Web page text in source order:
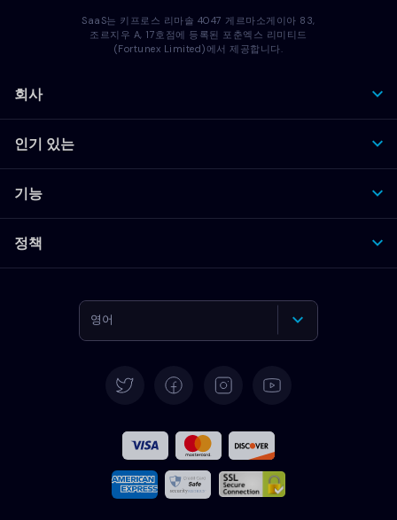
SaaS는 키프로스 리마솔 4047 게르마소게이아 83,
조르지우 A, 17호점에 등록된 포춘엑스 리미티드
(Fortunex Limited)에서 제공합니다.
회사
인기 있는
기능
정책
영어
프랑스어
이탈리아어